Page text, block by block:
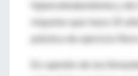
mayores que hace 20
En opinión de los